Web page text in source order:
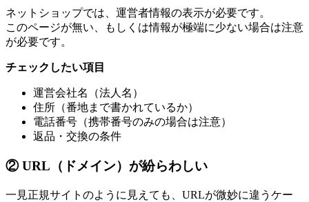
ネットショップでは、運営者情報の表示が必要です。
このページが無い、もしくは情報が極端に少ない場合は注意
が必要です。
チェックしたい項目
運営会社名（法人名）
住所（番地まで書かれているか）
電話番号（携帯番号のみの場合は注意）
返品・交換の条件
② URL（ドメイン）が紛らわしい
一見正規サイトのように見えても、URLが微妙に違うケー